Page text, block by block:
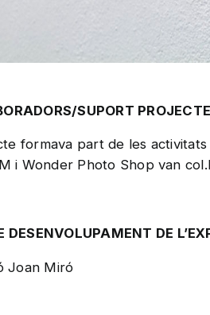
SUPORT PROJECTE
formava part de les
i Wonder Photo Shop van
DESENVOLUPAMENT DE
Joan Miró